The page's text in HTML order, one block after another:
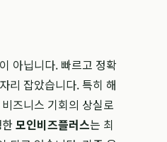
아닙니다. 빠르고 정확
리 잡았습니다. 특히 해
즈니스 기회의 상실로
모인비즈플러스는 최